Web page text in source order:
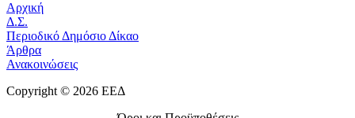
Αρχική
Δ.Σ.
Περιοδικό Δημόσιο Δίκαο
Άρθρα
Ανακοινώσεις
Copyright © 2026 ΕΕΔ